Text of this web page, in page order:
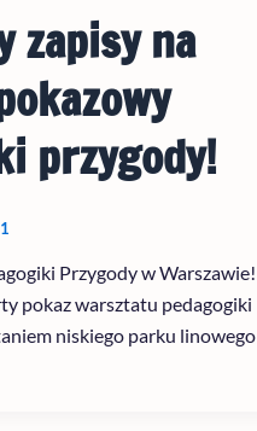
zapisy na
przygody!
Przygody w Warszawie!
pokaz warsztatu pedagogiki
niskiego parku linowego